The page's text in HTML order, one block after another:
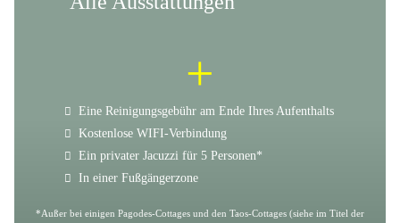
+
Eine Reinigungsgebühr am Ende Ihres Aufenthalts
Kostenlose WIFI-Verbindung
Ein privater Jacuzzi für 5 Personen*
In einer Fußgängerzone
*Außer bei einigen Pagodes-Cottages und den Taos-Cottages (siehe im Titel der